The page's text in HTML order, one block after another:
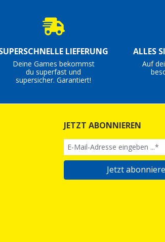
LIEFERUNG
Deine Games bekommst
du superfast und
supersicher. Garantiert!
ALLES
Auf
JETZT ABONNIEREN
Jetzt